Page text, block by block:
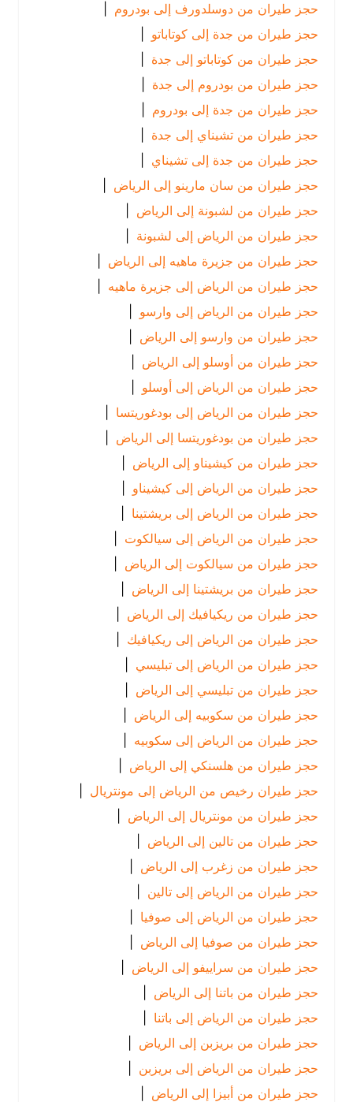
حجز طيران من دوسلدورف إلى بودروم |
حجز طيران من جدة إلى كوتاباتو |
حجز طيران من كوتاباتو إلى جدة
حجز طيران من بودروم إلى جدة
حجز طيران من جدة إلى بودروم |
حجز طيران من تشيناي إلى جدة
حجز طيران من جدة إلى تشيناي |
حجز طيران من سان مارينو إلى الرياض
|
حجز طيران من لشبونة إلى الرياض
|
حجز طيران من الرياض إلى لشبونة |
حجز طيران من جزيرة ماهيه إلى الرياض
|
حجز طيران من الرياض إلى جزيرة ماهيه |
حجز طيران من الرياض إلى وارسو
|
حجز طيران من وارسو إلى الرياض
|
حجز طيران من أوسلو إلى الرياض
|
حجز طيران من الرياض إلى أوسلو
|
حجز طيران من الرياض إلى بودغوريتسا
|
حجز طيران من بودغوريتسا إلى الرياض
|
حجز طيران من كيشيناو إلى الرياض
|
حجز طيران من الرياض إلى كيشيناو |
حجز طيران من الرياض إلى بريشتينا |
حجز طيران من الرياض إلى سيالكوت |
حجز طيران من سيالكوت إلى الرياض
|
حجز طيران من بريشتينا إلى الرياض
|
حجز طيران من ريكيافيك إلى الرياض
|
حجز طيران من الرياض إلى ريكيافيك |
حجز طيران من الرياض إلى تبليسي |
حجز طيران من تبليسي إلى الرياض
|
حجز طيران من سكوبيه إلى الرياض
|
حجز طيران من الرياض إلى سكوبيه |
حجز طيران من هلسنكي إلى الرياض
|
حجز طيران رخيص من الرياض إلى مونتريال |
حجز طيران من مونتريال إلى الرياض
|
حجز طيران من تالين إلى الرياض
|
حجز طيران من زغرب إلى الرياض
|
حجز طيران من الرياض إلى تالين
|
حجز طيران من الرياض إلى صوفيا
|
حجز طيران من صوفيا إلى الرياض
|
حجز طيران من سراييفو إلى الرياض
|
حجز طيران من باتنا إلى الرياض
|
حجز طيران من الرياض إلى باتنا |
حجز طيران من بريزبن إلى الرياض
|
حجز طيران من الرياض إلى بريزبن |
حجز طيران من أبيزا إلى الرياض
|